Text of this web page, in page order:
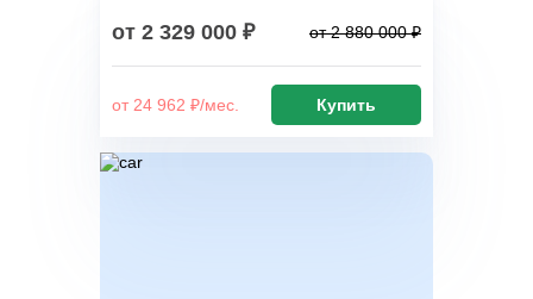
от 2 329 000 ₽ от 2 880 000 ₽
от 24 962 ₽/мес. Купить